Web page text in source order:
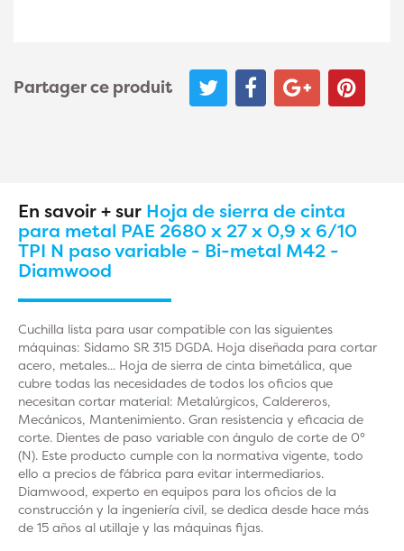
Partager ce produit
En savoir + sur Hoja de sierra de cinta
para metal PAE 2680 x 27 x 0,9 x 6/10
TPI N paso variable - Bi-metal M42 -
Diamwood
Cuchilla lista para usar compatible con las siguientes
máquinas: Sidamo SR 315 DGDA. Hoja diseñada para cortar
acero, metales... Hoja de sierra de cinta bimetálica, que
cubre todas las necesidades de todos los oficios que
necesitan cortar material: Metalúrgicos, Caldereros,
Mecánicos, Mantenimiento. Gran resistencia y eficacia de
corte. Dientes de paso variable con ángulo de corte de 0°
(N). Este producto cumple con la normativa vigente, todo
ello a precios de fábrica para evitar intermediarios.
Diamwood, experto en equipos para los oficios de la
construcción y la ingeniería civil, se dedica desde hace más
de 15 años al utillaje y las máquinas fijas.